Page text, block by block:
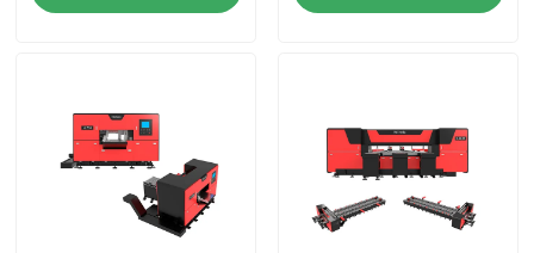
Sobre nós
Excursão da fábrica